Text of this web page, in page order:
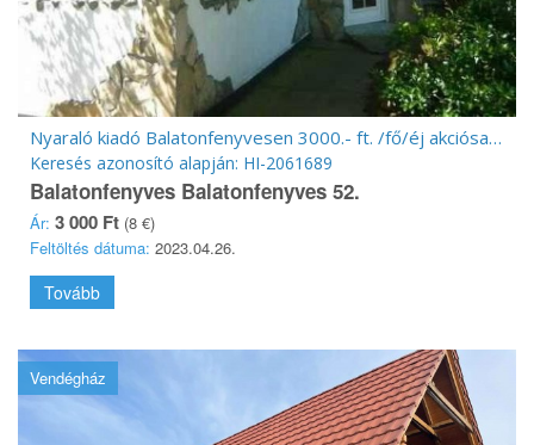
Nyaraló kiadó Balatonfenyvesen 3000.- ft. /fő/éj akciósan !
Keresés azonosító alapján: HI-2061689
Balatonfenyves Balatonfenyves 52.
Ár: 3 000 Ft (8 €)
Feltöltés dátuma: 2023.04.26.
Tovább
Vendégház